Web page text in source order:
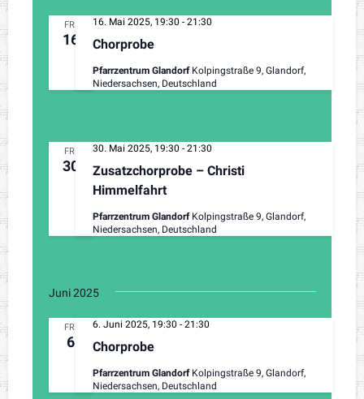
FR.
16 Chorprobe
16. Mai 2025, 19:30 - 21:30
Pfarrzentrum Glandorf Kolpingstraße 9, Glandorf,
Niedersachsen, Deutschland
FR.
30
Zusatzchorprobe – Christi
Himmelfahrt
30. Mai 2025, 19:30 - 21:30
Pfarrzentrum Glandorf Kolpingstraße 9, Glandorf,
Niedersachsen, Deutschland
Juni 2025
FR.
6 Chorprobe
6. Juni 2025, 19:30 - 21:30
Pfarrzentrum Glandorf Kolpingstraße 9, Glandorf,
Niedersachsen, Deutschland